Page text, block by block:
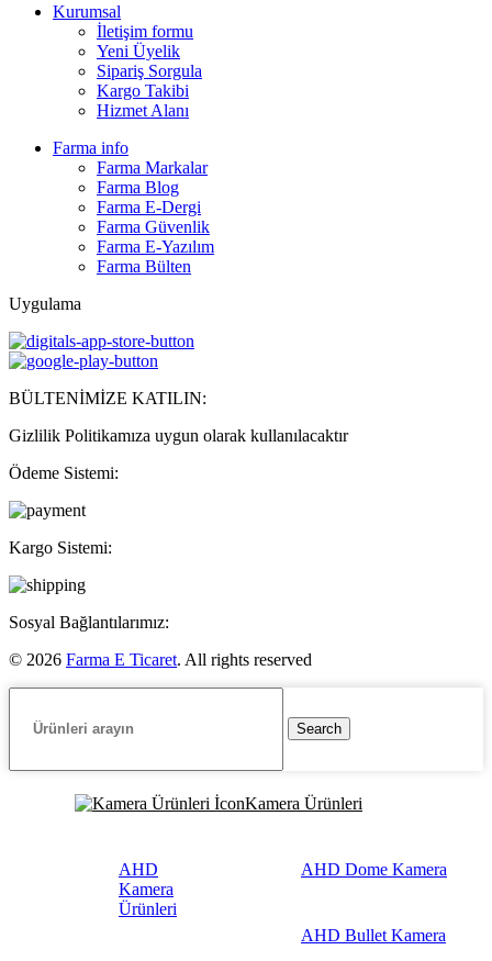
Kurumsal
İletişim formu
Yeni Üyelik
Sipariş Sorgula
Kargo Takibi
Hizmet Alanı
Farma info
Farma Markalar
Farma Blog
Farma E-Dergi
Farma Güvenlik
Farma E-Yazılım
Farma Bülten
Uygulama
BÜLTENİMİZE KATILIN:
Gizlilik Politikamıza uygun olarak kullanılacaktır
Ödeme Sistemi:
Kargo Sistemi:
Sosyal Bağlantılarımız:
© 2026 Farma E Ticaret. All rights reserved
Search
Kamera Ürünleri
AHD
Kamera
Ürünleri
AHD Dome Kamera
AHD Bullet Kamera